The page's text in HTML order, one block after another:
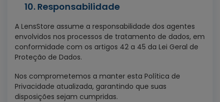
10. Responsabilidade
A LensStore assume a responsabilidade dos agentes
envolvidos nos processos de tratamento de dados, em
conformidade com os artigos 42 a 45 da Lei Geral de
Proteção de Dados.
Nos comprometemos a manter esta Política de
Privacidade atualizada, garantindo que suas
disposições sejam cumpridas.